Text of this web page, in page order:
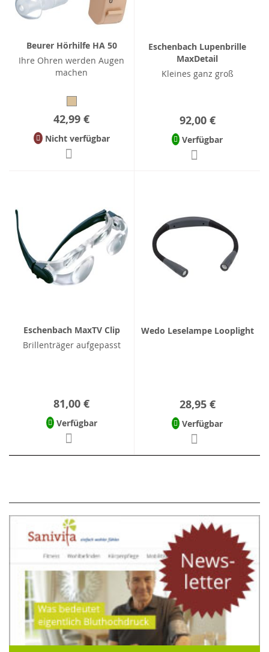
Beurer Hörhilfe HA 50
Ihre Ohren werden Augen
machen
42,99 €
Nicht verfügbar
Eschenbach Lupenbrille
MaxDetail
Kleines ganz groß
92,00 €
Verfügbar
Eschenbach MaxTV Clip
Brillenträger aufgepasst
81,00 €
Verfügbar
Wedo Leselampe Looplight
28,95 €
Verfügbar